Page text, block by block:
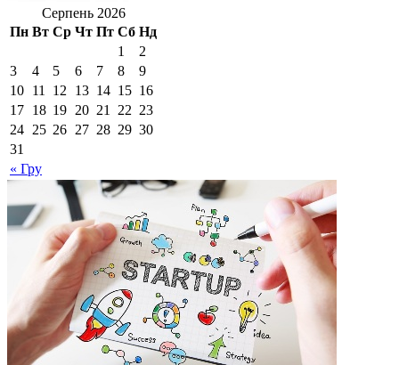
Серпень 2026
Пн Вт Ср Чт Пт Сб Нд
« Гру
1
2
3
4 5 6 7 8
9
10 11 12 13 14 15 16
17 18 19 20 21 22 23
24 25 26 27 28 29 30
31